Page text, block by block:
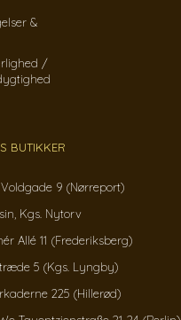
&
/
BUTIKKER
9 (Nørreport)
Kgs. Nytorv
Allé 11 (Frederiksberg)
5 (Kgs. Lyngby)
225 (Hillerød)